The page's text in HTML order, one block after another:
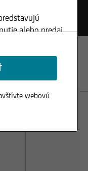
alebo predaj
nesmú byť
kde je
webovú